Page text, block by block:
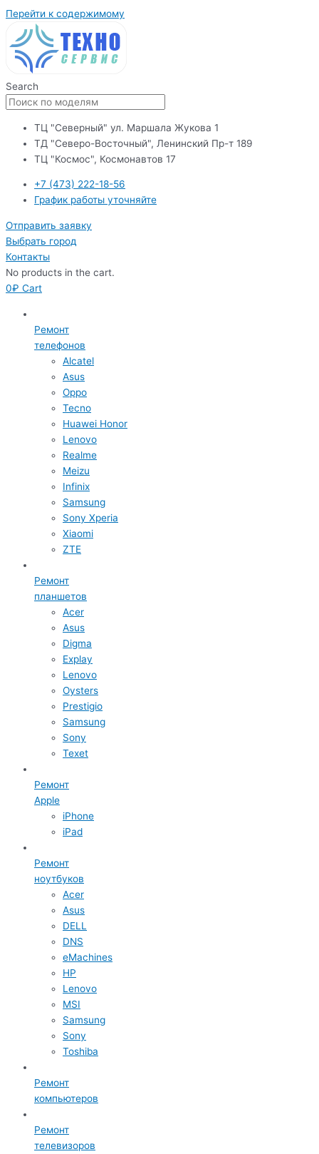
Перейти к содержимому
Search
ТЦ "Северный" ул. Маршала Жукова 1
ТД "Северо-Восточный", Ленинский Пр-т 189
ТЦ "Космос", Космонавтов 17
+7 (473) 222-18-56
График работы уточняйте
Отправить заявку
Выбрать город
Контакты
No products in the cart.
0₽ Cart
Ремонт
телефонов
Alcatel
Asus
Oppo
Tecno
Huawei Honor
Lenovo
Realme
Meizu
Infinix
Samsung
Sony Xperia
Xiaomi
ZTE
Ремонт
планшетов
Acer
Asus
Digma
Explay
Lenovo
Oysters
Prestigio
Samsung
Sony
Texet
Ремонт
Apple
iPhone
iPad
Ремонт
ноутбуков
Acer
Asus
DELL
DNS
eMachines
HP
Lenovo
MSI
Samsung
Sony
Toshiba
Ремонт
компьютеров
Ремонт
телевизоров